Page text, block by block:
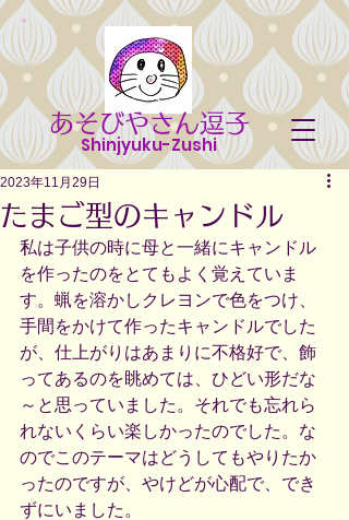
あそびやさん逗子
Shinjyuku-Zushi
たまご型のキャンドル
2023年11月29日
私は子供の時に母と一緒にキャンドル
を作ったのをとてもよく覚えていま
す。蝋を溶かしクレヨンで色をつけ、
手間をかけて作ったキャンドルでした
が、仕上がりはあまりに不格好で、飾
ってあるのを眺めては、ひどい形だな
～と思っていました。それでも忘れら
れないくらい楽しかったのでした。な
のでこのテーマはどうしてもやりたか
ったのですが、やけどが心配で、でき
ずにいました。